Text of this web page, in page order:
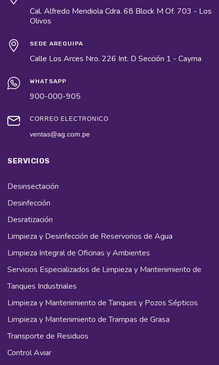
Cal. Alfredo Mendiola Cdra. 68 Block M Of. 703 - Los
Olivos
SEDE AREQUIPA
Calle Los Arces Nro. 226 Int. D Sección 1 - Cayma
WHATSAPP
900-000-905
CORREO ELECTRÓNICO
ventas@ag.com.pe
SERVICIOS
Desinsectación
Desinfección
Desratización
Limpieza y Desinfección de Reservorios de Agua
Limpieza Integral de Oficinas y Ambientes
Servicios Especializados de Limpieza y Mantenimiento de
Tanques Industriales
Limpieza y Mantenimiento de Tanques y Pozos Sépticos
Limpieza y Mantenimiento de Trampas de Grasa
Transporte de Residuos
Control Aviar